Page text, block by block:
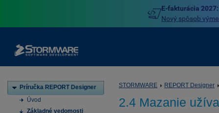
E-fakturácia 2027:
Nový spôsob
Príručka REPORT Designer
Úvod
Základné vedomosti
STORMWARE REPORT Designer
2.4 Mazanie